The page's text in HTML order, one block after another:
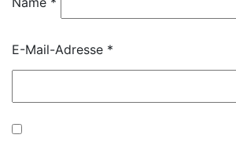
E-Mail-Adresse *